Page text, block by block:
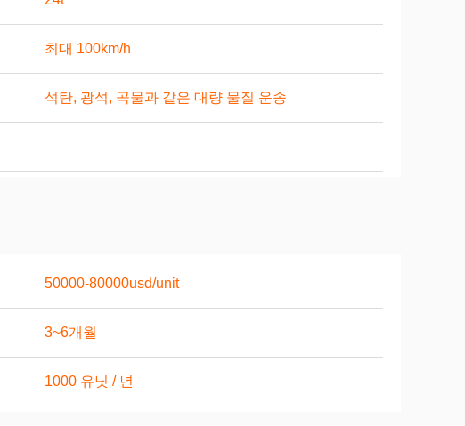
최대 100km/h
석탄, 광석, 곡물과 같은 대량 물질 운송
50000-80000usd/unit
3~6개월
1000 유닛 / 년